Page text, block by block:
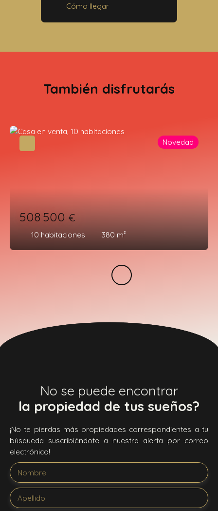
Cómo llegar
También disfrutarás
508 500€
10 habitaciones 380 m²
Novedad
No se puede encontrar
la propiedad de tus sueños?
¡No te pierdas más propiedades correspondientes a tu
búsqueda suscribiéndote a nuestra alerta por correo
electrónico!
Nombre
Apellido